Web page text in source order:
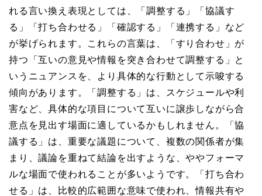
れる言い換え表現としては、「調整する」「協議す
る」「打ち合わせる」「確認する」「連携する」など
が挙げられます。これらの言葉は、「すり合わせ」が
持つ「互いの意見や情報を突き合わせて調整する」と
いうニュアンスを、より具体的な行動として示唆する
傾向があります。「調整する」は、スケジュールや利
害など、具体的な項目について互いに譲歩しながら合
意点を見出す場面に適しているかもしれません。「協
議する」は、重要な議題について、複数の関係者が集
まり、議論を重ねて結論を出すような、ややフォーマ
ルな場面で使われることが多いようです。「打ち合わ
せる」は、比較的広範囲な意味で使われ、情報共有や